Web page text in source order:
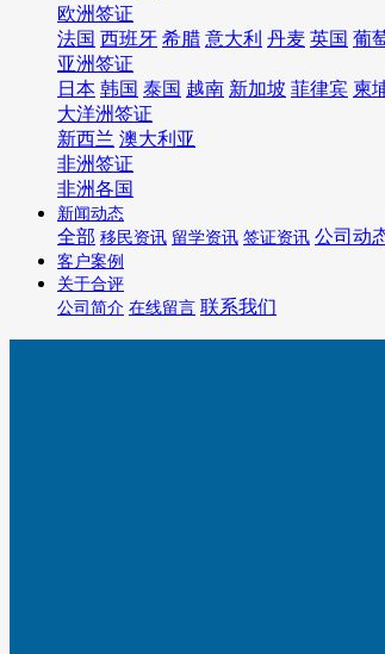
欧洲签证
法国 西班牙 希腊 意大利 丹麦 英国 葡
亚洲签证
日本 韩国 泰国 越南 新加坡 菲律宾 柬
大洋洲签证
新西兰 澳大利亚
非洲签证
非洲各国
新闻动态
全部 移民资讯 留学资讯 签证资讯 公司动
客户案例
关于合评
公司简介 在线留言 联系我们